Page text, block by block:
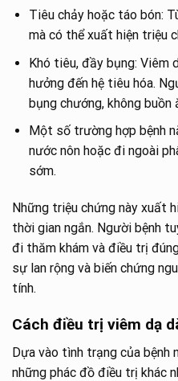
Tiêu chảy hoặc táo bón:
mà có thể xuất hiện triệu
Khó tiêu, đầy bụng: Viêm
hưởng đến hệ tiêu hóa.
bụng chướng, không buồn
Một số trường hợp bệnh
nước nôn hoặc đi ngoài
sớm.
Những triệu chứng này xuất
thời gian ngắn. Người bệnh
đi thăm khám và điều trị
sự lan rộng và biến chứng
tính.
Cách điều trị viêm dạ
Dựa vào tình trạng của bệnh
những phác đồ điều trị khác